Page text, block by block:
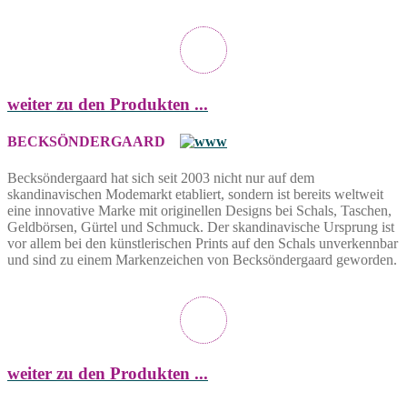
weiter zu den Produkten ...
BECKSÖNDERGAARD
Becksöndergaard hat sich seit 2003 nicht nur auf dem
skandinavischen Modemarkt etabliert, sondern ist bereits weltweit
eine innovative Marke mit originellen Designs bei Schals, Taschen,
Geldbörsen, Gürtel und Schmuck. Der skandinavische Ursprung ist
vor allem bei den künstlerischen Prints auf den Schals unverkennbar
und sind zu einem Markenzeichen von Becksöndergaard geworden.
weiter zu den Produkten ...